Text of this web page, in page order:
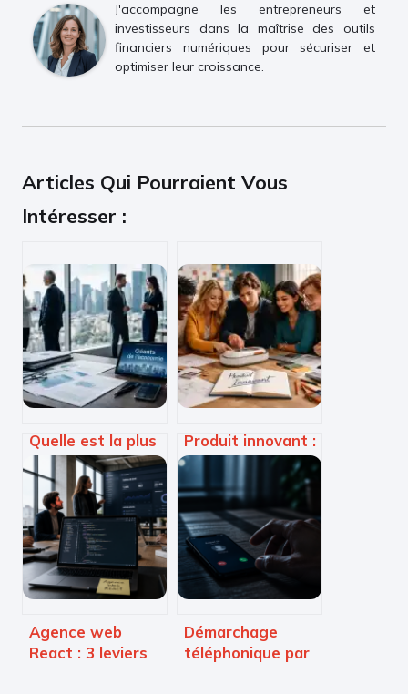
J'accompagne les entrepreneurs et
investisseurs dans la maîtrise des outils
financiers numériques pour sécuriser et
optimiser leur croissance.
Articles Qui Pourraient Vous
Intéresser :
Quelle est la plus
grosse entreprise
de France ?
Chiffre d’affaires
contre
capitalisation
boursière
Produit innovant :
transformer une
idée brute en
succès
commercial
durable
Agence web
React : 3 leviers
Démarchage
téléphonique par